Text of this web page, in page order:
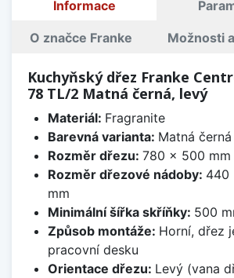
Informace
O značce Franke Možnosti
Kuchyňský dřez Franke
78 TL/2 Matná černá, levý
Materiál: Fragranite
Barevná varianta: Matná
Rozměr dřezu: 780 x 500 mm
Rozměr dřezové nádoby: 440
mm
Minimální šířka skříňky: 500
Způsob montáže: Horní, dřez
pracovní desku
Orientace dřezu: Levý (vana